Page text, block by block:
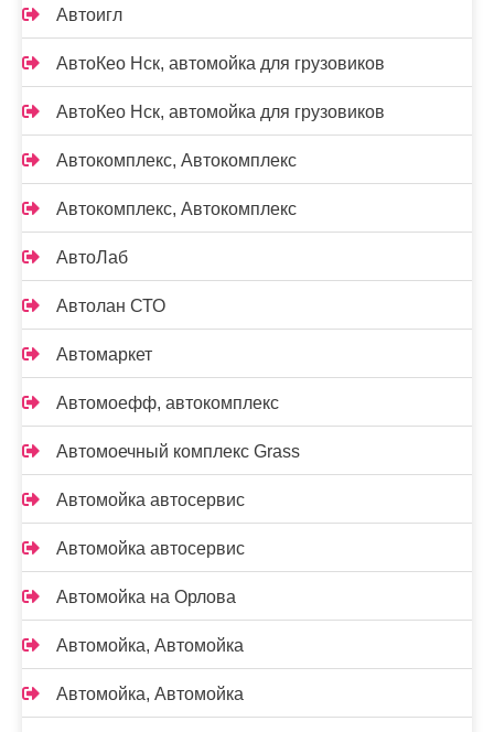
Автоигл
АвтоКео Нск, автомойка для грузовиков
АвтоКео Нск, автомойка для грузовиков
Автокомплекс, Автокомплекс
Автокомплекс, Автокомплекс
АвтоЛаб
Автолан СТО
Автомаркет
Автомоефф, автокомплекс
Автомоечный комплекс Grass
Автомойка автосервис
Автомойка автосервис
Автомойка на Орлова
Автомойка, Автомойка
Автомойка, Автомойка